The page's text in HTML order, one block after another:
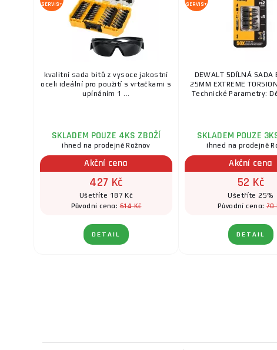
SERVIS+
kvalitní sada bitů z vysoce jakostní
oceli ideální pro použití s vrtačkami s
upínáním 1 ...
SKLADEM POUZE 4KS ZBOŽÍ
ihned na prodejně Rožnov
Akční cena
427 Kč
Ušetříte 187 Kč
Původní cena:614 Kč
DETAIL
SERVIS+
DEWALT 5DÍLNÁ SADA
25MM EXTREME
Technické Parametry:
SKLADEM POUZE
ihned na prodejně
Akční cena
52 Kč
Ušetříte 25%
Původní cena: 70
DETAIL